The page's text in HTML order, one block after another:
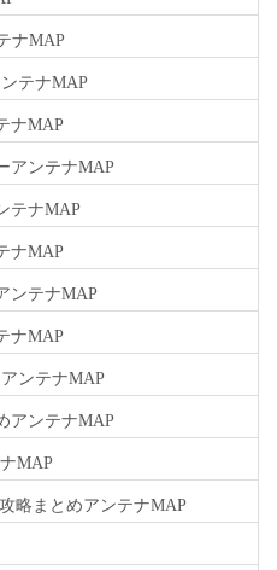
ナMAP
テナMAP
ナMAP
アンテナMAP
テナMAP
ナMAP
ンテナMAP
ナMAP
ンテナMAP
アンテナMAP
MAP
略まとめアンテナMAP